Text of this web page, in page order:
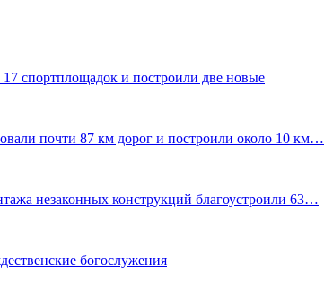
спортплощадок и построили две новые
почти 87 км дорог и построили около 10 км…
незаконных конструкций благоустроили 63…
богослужения